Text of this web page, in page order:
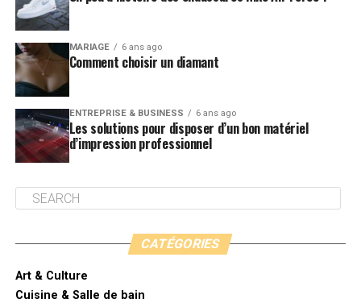
MARIAGE 6 ans ago
Comment choisir un diamant
ENTREPRISE & BUSINESS 6 ans ago
Les solutions pour disposer d’un bon matériel
d’impression professionnel
CATÉGORIES
Art & Culture
Cuisine & Salle de bain